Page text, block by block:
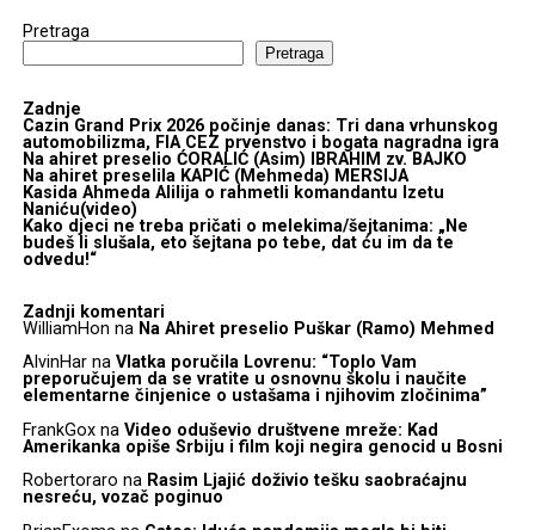
Pretraga
Pretraga
Zadnje
Cazin Grand Prix 2026 počinje danas: Tri dana vrhunskog
automobilizma, FIA CEZ prvenstvo i bogata nagradna igra
Na ahiret preselio ĆORALIĆ (Asim) IBRAHIM zv. BAJKO
Na ahiret preselila KAPIĆ (Mehmeda) MERSIJA
Kasida Ahmeda Alilija o rahmetli komandantu Izetu
Naniću(video)
Kako djeci ne treba pričati o melekima/šejtanima: „Ne
budeš li slušala, eto šejtana po tebe, dat ću im da te
odvedu!“
Zadnji komentari
WilliamHon na Na Ahiret preselio Puškar (Ramo) Mehmed
AlvinHarna Vlatka poručila Lovrenu: “Toplo Vam
preporučujem da se vratite u osnovnu školu i naučite
elementarne činjenice o ustašama i njihovim zločinima”
FrankGoxna Video oduševio društvene mreže: Kad
Amerikanka opiše Srbiju i film koji negira genocid u Bosni
Robertoraro na Rasim Ljajić doživio tešku saobraćajnu
nesreću, vozač poginuo